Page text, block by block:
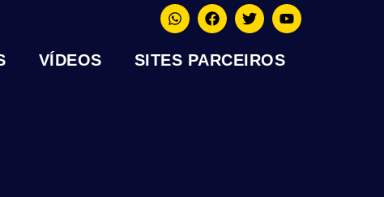
VÍDEOS SITES PARCEIROS